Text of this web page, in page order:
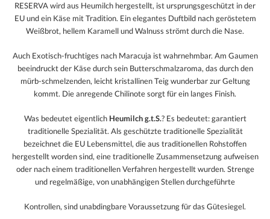
RESERVA wird aus Heumilch hergestellt, ist ursprungsgeschützt in der
EU und ein Käse mit Tradition. Ein elegantes Duftbild nach geröstetem
Weißbrot, hellem Karamell und Walnuss strömt durch die Nase.
Auch Exotisch-fruchtiges nach Maracuja ist wahrnehmbar. Am Gaumen
beeindruckt der Käse durch sein Butterschmalzaroma, das durch den
mürb-schmelzenden, leicht kristallinen Teig wunderbar zur Geltung
kommt. Die anregende Chilinote sorgt für ein langes Finish.
Was bedeutet eigentlich Heumilch g.t.S.? Es bedeutet: garantiert
traditionelle Spezialität. Als geschützte traditionelle Spezialität
bezeichnet die EU Lebensmittel, die aus traditionellen Rohstoffen
hergestellt worden sind, eine traditionelle Zusammensetzung aufweisen
oder nach einem traditionellen Verfahren hergestellt wurden. Strenge
und regelmäßige, von unabhängigen Stellen durchgeführte
Kontrollen, sind unabdingbare Voraussetzung für das Gütesiegel.